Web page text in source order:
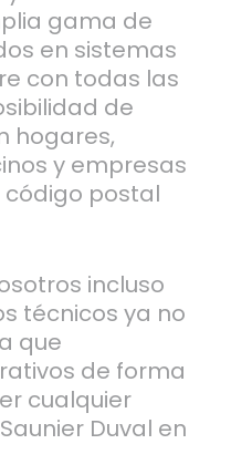
gama de
en sistemas
con todas las
de
hogares,
y empresas
código postal
incluso
técnicos ya no
que
de forma
cualquier
Duval en